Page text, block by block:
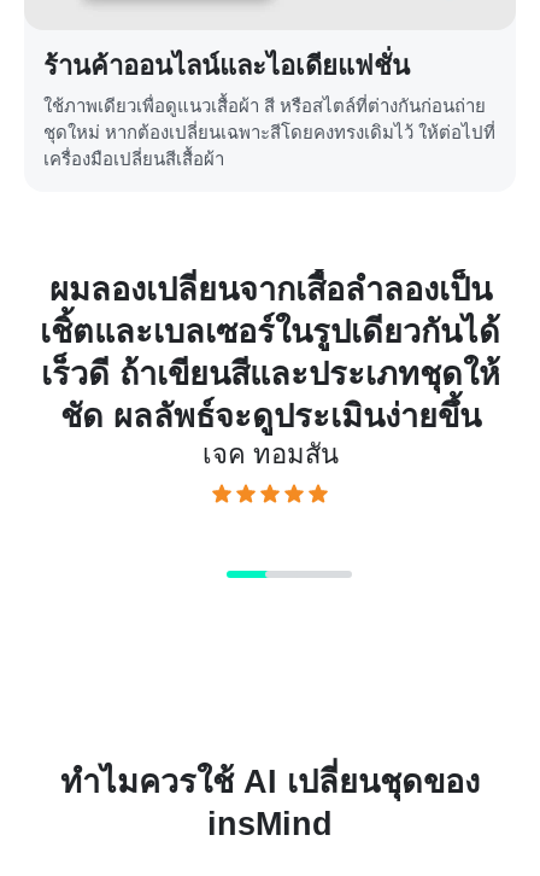
ร้านค้าออนไลน์และไอเดียแฟชั่น
ใช้ภาพเดียวเพื่อดูแนวเสื้อผ้า สี หรือสไตล์ที่ต่างกันก่อนถ่าย
ชุดใหม่ หากต้องเปลี่ยนเฉพาะสีโดยคงทรงเดิมไว้ ให้ต่อไปที่
เครื่องมือเปลี่ยนสีเสื้อผ้า
ผมลองเปลี่ยนจากเสื้อลำลองเป็น
เชิ้ตและเบลเซอร์ในรูปเดียวกันได้
เร็วดี ถ้าเขียนสีและประเภทชุดให้
ชัด ผลลัพธ์จะดูประเมินง่ายขึ้น
เจค ทอมสัน
ทำไมควรใช้ AI เปลี่ยนชุดของ
insMind